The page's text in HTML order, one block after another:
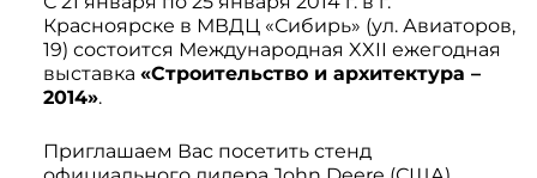
Красноярске в МВДЦ «Сибирь» (ул. Авиаторов,
19) состоится Международная XXII ежегодная
выставка «Строительство и архитектура –
2014».
Приглашаем Вас посетить стенд
Системы 3D нивелирования
Мини-погрузчики
Грейферные захваты
Посевная техника